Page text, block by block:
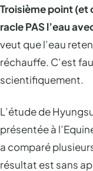
Troisième point
racle PAS l’eau
veut que l’eau
réchauffe. C’est
scientifiquement.
L’étude de
présentée à
a comparé
résultat est sans